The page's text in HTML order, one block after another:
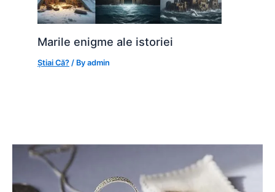
Marile enigme ale istoriei
Știai Că? / Byadmin